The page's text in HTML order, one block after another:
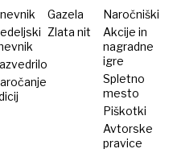
Gazela
Zlata nit
Naročniški
Akcije in
nagradne
igre
Spletno
mesto
Piškotki
Avtorske
pravice